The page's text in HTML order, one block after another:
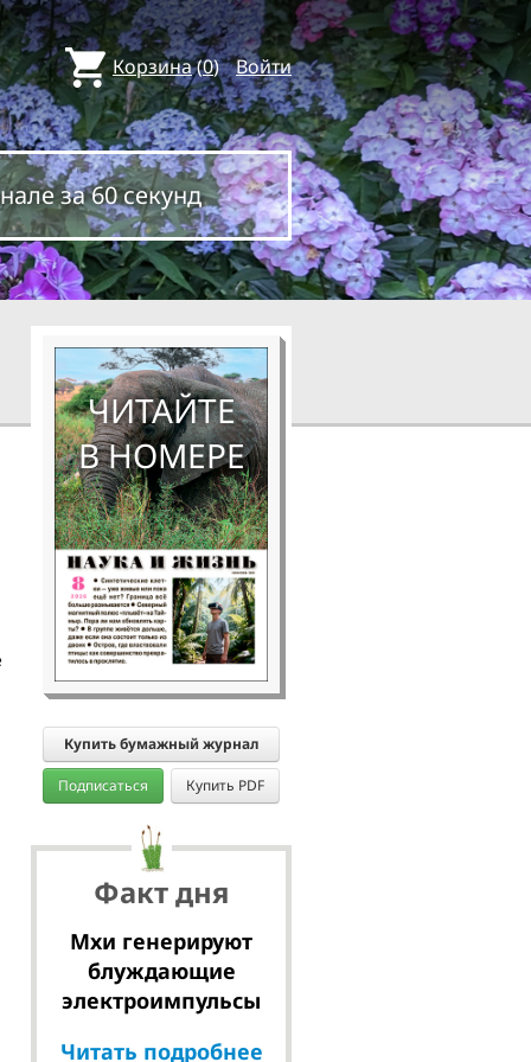
Корзина(0) Войти
за 60 секунд
ЧИТАЙТЕ
В НОМЕРЕ
Купить бумажный журнал
Подписаться Купить PDF
Факт дня
Мхи генерируют
блуждающие
электроимпульсы
Читать подробнее